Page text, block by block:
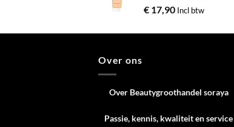
€ 17,90 Incl btw
Over ons
Over Beautygroothandel soraya
Passie, kennis, kwaliteit en service